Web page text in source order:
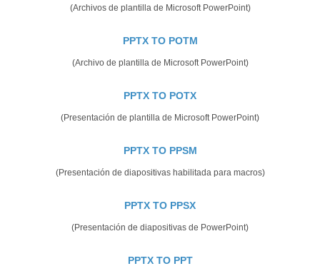
(Archivos de plantilla de Microsoft PowerPoint)
PPTX TO POTM
(Archivo de plantilla de Microsoft PowerPoint)
PPTX TO POTX
(Presentación de plantilla de Microsoft PowerPoint)
PPTX TO PPSM
(Presentación de diapositivas habilitada para macros)
PPTX TO PPSX
(Presentación de diapositivas de PowerPoint)
PPTX TO PPT